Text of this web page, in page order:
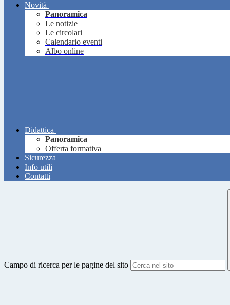
Novità
Panoramica
Le notizie
Le circolari
Calendario eventi
Albo online
Didattica
Panoramica
Offerta formativa
Sicurezza
Info utili
Contatti
Campo di ricerca per le pagine del sito